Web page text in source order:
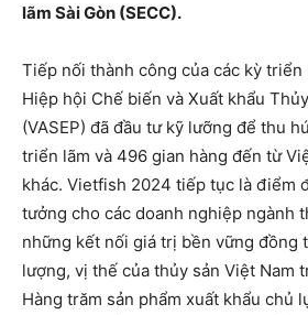
lãm Sài Gòn (SECC).
Tiếp nối thành công của các kỳ triển
Hiệp hội Chế biến và Xuất khẩu
(VASEP) đã đầu tư kỹ lưỡng để thu
triển lãm và 496 gian hàng đến từ
khác. Vietfish 2024 tiếp tục là điểm
tưởng cho các doanh nghiệp ngành
những kết nối giá trị bền vững đồng
lượng, vị thế của thủy sản Việt Nam
Hàng trăm sản phẩm xuất khẩu chủ